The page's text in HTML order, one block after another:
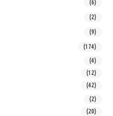
(6)
(2)
(9)
(174)
(4)
(12)
(42)
(2)
(20)